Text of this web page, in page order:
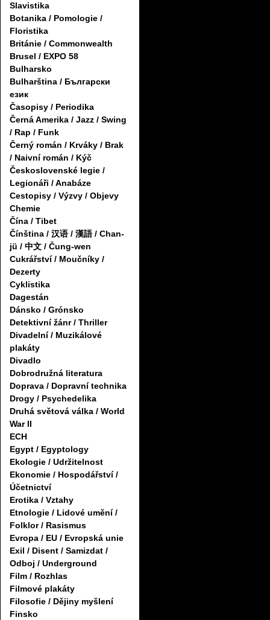
Slavistika
Botanika / Pomologie /
Floristika
Británie / Commonwealth
Brusel / EXPO 58
Bulharsko
Bulharština / Български
език
Časopisy / Periodika
Černá Amerika / Jazz / Swing
/ Rap / Funk
Černý román / Krváky / Brak
/ Naivní román / Kýč
Československé legie /
Legionáři / Anabáze
Cestopisy / Výzvy / Objevy
Chemie
Čína / Tibet
Čínština / 汉语 / 漢語 / Chan-
jü / 中文 / Čung-wen
Cukrářství / Moučníky /
Dezerty
Cyklistika
Dagestán
Dánsko / Grónsko
Detektivní žánr / Thriller
Divadelní / Muzikálové
plakáty
Divadlo
Dobrodružná literatura
Doprava / Dopravní technika
Drogy / Psychedelika
Druhá světová válka / World
War II
ECH
Egypt / Egyptology
Ekologie / Udržitelnost
Ekonomie / Hospodářství /
Účetnictví
Erotika / Vztahy
Etnologie / Lidové umění /
Folklor / Rasismus
Evropa / EU / Evropská unie
Exil / Disent / Samizdat /
Odboj / Underground
Film / Rozhlas
Filmové plakáty
Filosofie / Dějiny myšlení
Finsko